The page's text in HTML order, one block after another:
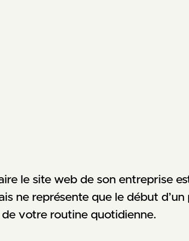
le site web de son entreprise
ne représente que le début d’un
votre routine quotidienne.